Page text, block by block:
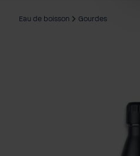
Eau de boisson Gourdes